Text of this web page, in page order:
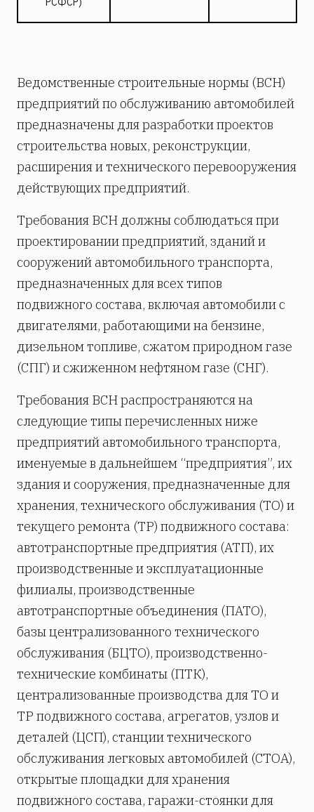
Ведомственные строительные нормы (ВСН)
предприятий по обслуживанию автомобилей
предназначены для разработки проектов
строительства новых, реконструкции,
расширения и технического перевооружения
действующих предприятий.
Требования ВСН должны соблюдаться при
проектировании предприятий, зданий и
сооружений автомобильного транспорта,
предназначенных для всех типов
подвижного состава, включая автомобили с
двигателями, работающими на бензине,
дизельном топливе, сжатом природном газе
(СПГ) и сжиженном нефтяном газе (СНГ).
Требования ВСН распространяются на
следующие типы перечисленных ниже
предприятий автомобильного транспорта,
именуемые в дальнейшем “предприятия”, их
здания и сооружения, предназначенные для
хранения, технического обслуживания (ТО) и
текущего ремонта (ТР) подвижного состава:
автотранспортные предприятия (АТП), их
производственные и эксплуатационные
филиалы, производственные
автотранспортные объединения (ПАТО),
базы централизованного технического
обслуживания (БЦТО), производственно-
технические комбинаты (ПТК),
централизованные производства для ТО и
ТР подвижного состава, агрегатов, узлов и
деталей (ЦСП), станции технического
обслуживания легковых автомобилей (СТОА),
открытые площадки для хранения
подвижного состава, гаражи-стоянки для